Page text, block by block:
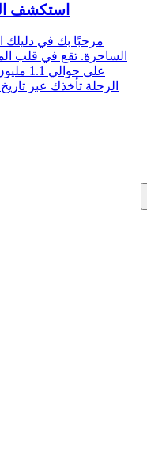
استكشف
مرحبًا بك في دليلك
الساحرة. تقع في قلب
على
الرحلة تأخذك عبر